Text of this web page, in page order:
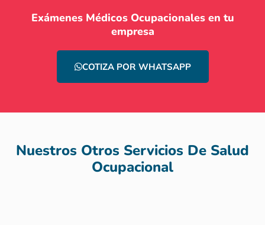
Exámenes Médicos Ocupacionales en tu
empresa
COTIZA POR WHATSAPP
Nuestros Otros Servicios De Salud
Ocupacional